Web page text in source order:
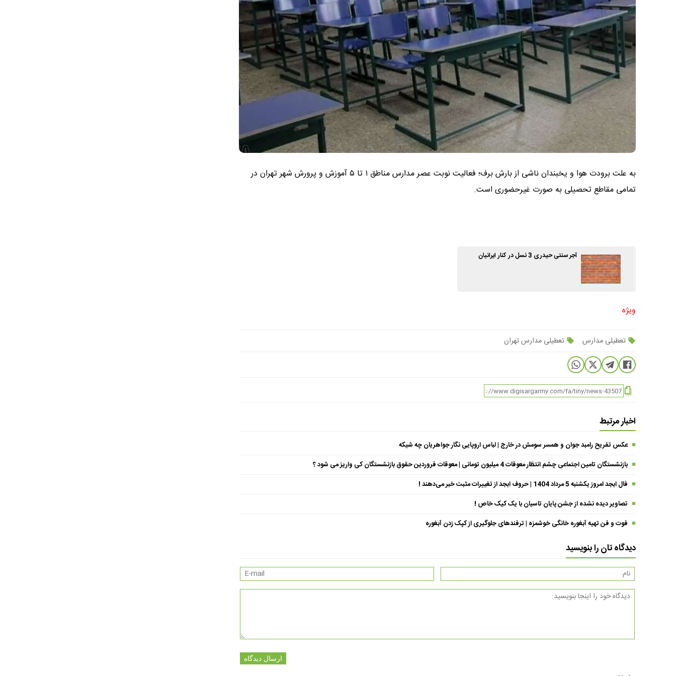
به علت برودت هوا و یخبندان ناشی از بارش برف؛ فعالیت نوبت عصر مدارس مناطق ۱ تا ۵ آموزش و پرورش شهر تهران در
تمامی مقاطع تحصیلی به صورت غیرحضوری است.
آجر سنتی حیدری 3 نسل در کنار ایرانیان
ویژه
تعطیلی مدارس تعطیلی مدارس تهران
اخبار مرتبط
عکس تفریح رامبد جوان و همسر سومش در خارج | لباس اروپایی نگار جواهریان چه شیکه
بازنشستگان تامین اجتماعی چشم انتظار معوقات 4 میلیون تومانی | معوقات فروردین حقوق بازنشستگان کی واریز می شود ؟
فال ابجد امروز یکشنبه 5 مرداد 1404 | حروف ابجد از تغییرات مثبت خبر می‌دهند !
تصاویر دیده نشده از جشن پایان تاسیان با یک کیک خاص !
فوت و فن تهیه آبغوره خانگی خوشمزه | ترفندهای جلوگیری از کپک زدن آبغوره
دیدگاه تان را بنویسید
ارسال دیدگاه